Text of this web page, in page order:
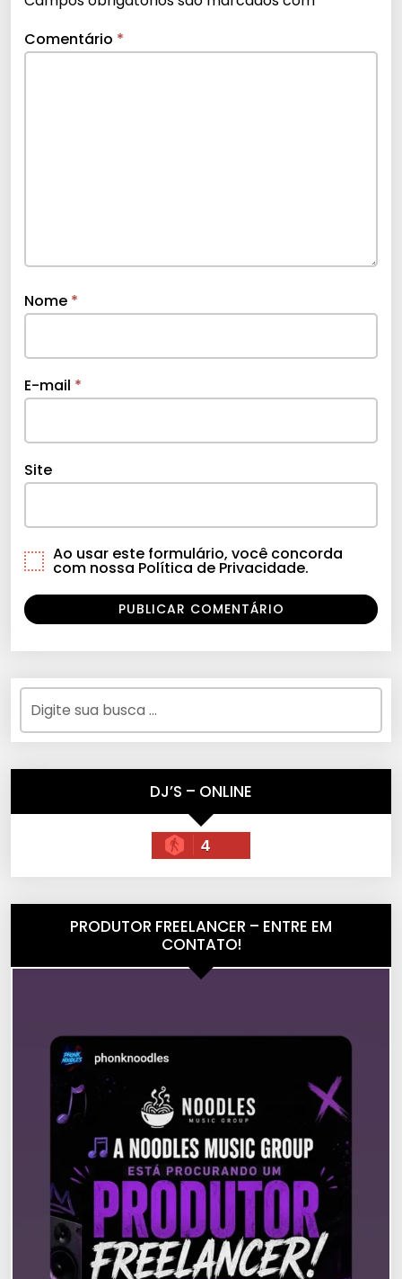
Comentário *
Nome *
E-mail *
Site
Ao usar este formulário, você concorda
com nossa Política de Privacidade.
DJ’S – ONLINE
4
PRODUTOR FREELANCER – ENTRE EM
CONTATO!